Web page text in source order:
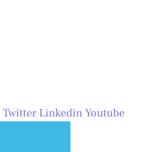
Twitter Linkedin Youtube